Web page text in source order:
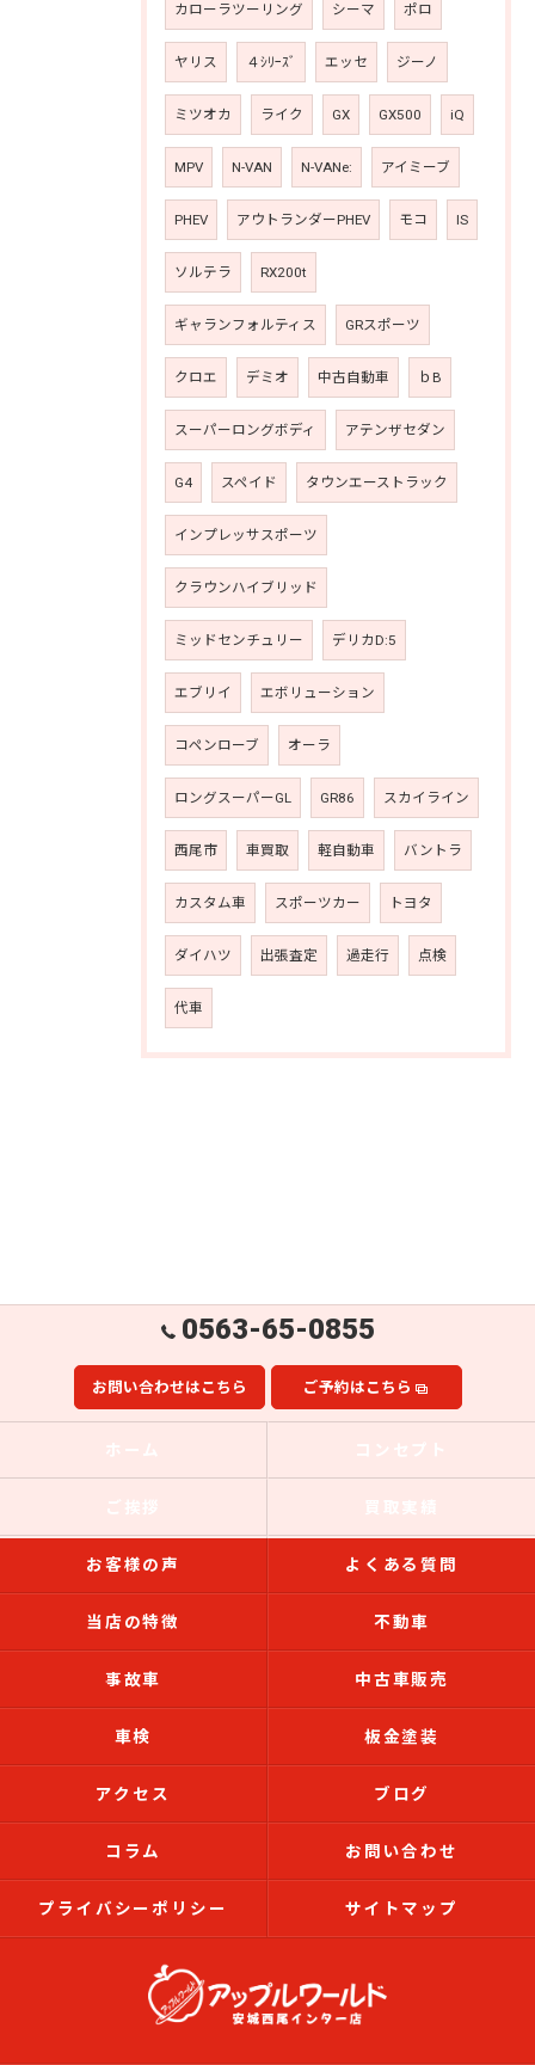
カローラツーリング シーマ ポロ
ヤリス ４ｼﾘｰｽﾞ エッセ ジーノ
ミツオカ ライク GX GX500 iQ
MPV N-VAN N-VANe: アイミーブ
PHEV アウトランダーPHEV モコ IS
ソルテラ RX200t
ギャランフォルティス GRスポーツ
クロエ デミオ 中古自動車 ｂB
スーパーロングボディ アテンザセダン
G4 スペイド タウンエーストラック
インプレッサスポーツ
クラウンハイブリッド
ミッドセンチュリー デリカD:5
エブリイ エボリューション
コペンローブ オーラ
ロングスーパーGL GR86 スカイライン
西尾市 車買取 軽自動車 バントラ
カスタム車 スポーツカー トヨタ
ダイハツ 出張査定 過走行 点検
代車
0563-65-0855
お問い合わせはこちら ご予約はこちら
お客様の声 よくある質問
当店の特徴 不動車
事故車 中古車販売
車検 板金塗装
アクセス ブログ
コラム お問い合わせ
プライバシーポリシー サイトマップ